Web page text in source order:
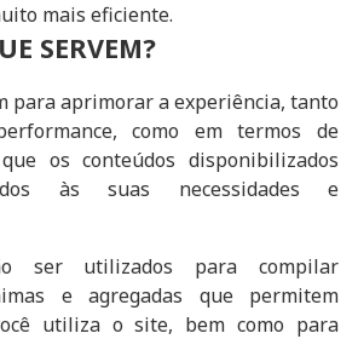
mais eficiente.
SERVEM?
para aprimorar a experiência, tanto
como em termos de
os conteúdos disponibilizados
às suas necessidades e
ser utilizados para compilar
e agregadas que permitem
utiliza o site, bem como para